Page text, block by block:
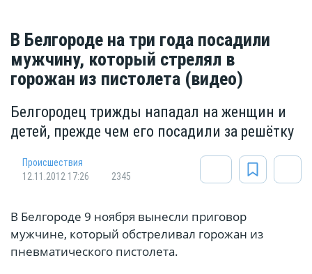
В Белгороде на три года посадили
мужчину, который стрелял в
горожан из пистолета (видео)
Белгородец трижды нападал на женщин и
детей, прежде чем его посадили за решётку
Происшествия
12.11.2012 17:26
2345
В Белгороде 9 ноября вынесли приговор
мужчине, который обстреливал горожан из
пневматического пистолета.